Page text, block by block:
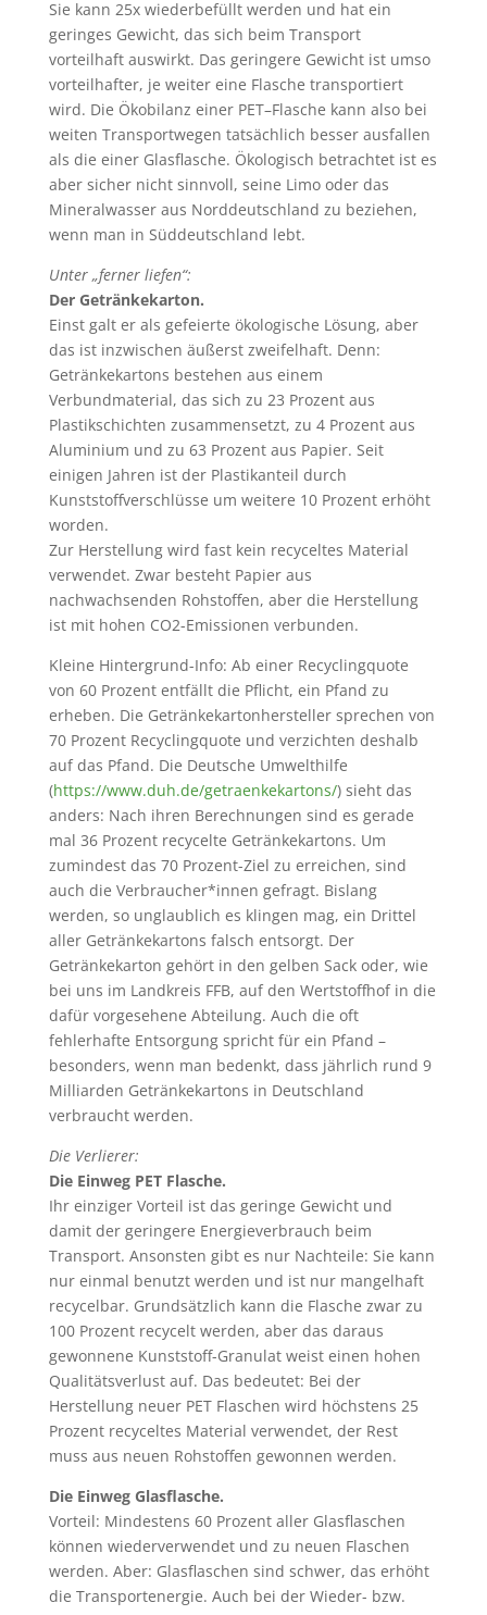
Sie kann 25x wiederbefüllt werden und hat ein
geringes Gewicht, das sich beim Transport
vorteilhaft auswirkt. Das geringere Gewicht ist umso
vorteilhafter, je weiter eine Flasche transportiert
wird. Die Ökobilanz einer PET–Flasche kann also bei
weiten Transportwegen tatsächlich besser ausfallen
als die einer Glasflasche. Ökologisch betrachtet ist es
aber sicher nicht sinnvoll, seine Limo oder das
Mineralwasser aus Norddeutschland zu beziehen,
wenn man in Süddeutschland lebt.
Unter „ferner liefen“:
Der Getränkekarton.
Einst galt er als gefeierte ökologische Lösung, aber
das ist inzwischen äußerst zweifelhaft. Denn:
Getränkekartons bestehen aus einem
Verbundmaterial, das sich zu 23 Prozent aus
Plastikschichten zusammensetzt, zu 4 Prozent aus
Aluminium und zu 63 Prozent aus Papier. Seit
einigen Jahren ist der Plastikanteil durch
Kunststoffverschlüsse um weitere 10 Prozent erhöht
worden.
Zur Herstellung wird fast kein recyceltes Material
verwendet. Zwar besteht Papier aus
nachwachsenden Rohstoffen, aber die Herstellung
ist mit hohen CO2-Emissionen verbunden.
Kleine Hintergrund-Info: Ab einer Recyclingquote
von 60 Prozent entfällt die Pflicht, ein Pfand zu
erheben. Die Getränkekartonhersteller sprechen von
70 Prozent Recyclingquote und verzichten deshalb
auf das Pfand. Die Deutsche Umwelthilfe
(https://www.duh.de/getraenkekartons/) sieht das
anders: Nach ihren Berechnungen sind es gerade
mal 36 Prozent recycelte Getränkekartons. Um
zumindest das 70 Prozent-Ziel zu erreichen, sind
auch die Verbraucher*innen gefragt. Bislang
werden, so unglaublich es klingen mag, ein Drittel
aller Getränkekartons falsch entsorgt. Der
Getränkekarton gehört in den gelben Sack oder, wie
bei uns im Landkreis FFB, auf den Wertstoffhof in die
dafür vorgesehene Abteilung. Auch die oft
fehlerhafte Entsorgung spricht für ein Pfand –
besonders, wenn man bedenkt, dass jährlich rund 9
Milliarden Getränkekartons in Deutschland
verbraucht werden.
Die Verlierer:
Die Einweg PET Flasche.
Ihr einziger Vorteil ist das geringe Gewicht und
damit der geringere Energieverbrauch beim
Transport. Ansonsten gibt es nur Nachteile: Sie kann
nur einmal benutzt werden und ist nur mangelhaft
recycelbar. Grundsätzlich kann die Flasche zwar zu
100 Prozent recycelt werden, aber das daraus
gewonnene Kunststoff-Granulat weist einen hohen
Qualitätsverlust auf. Das bedeutet: Bei der
Herstellung neuer PET Flaschen wird höchstens 25
Prozent recyceltes Material verwendet, der Rest
muss aus neuen Rohstoffen gewonnen werden.
Die Einweg Glasflasche.
Vorteil: Mindestens 60 Prozent aller Glasflaschen
können wiederverwendet und zu neuen Flaschen
werden. Aber: Glasflaschen sind schwer, das erhöht
die Transportenergie. Auch bei der Wieder- bzw.